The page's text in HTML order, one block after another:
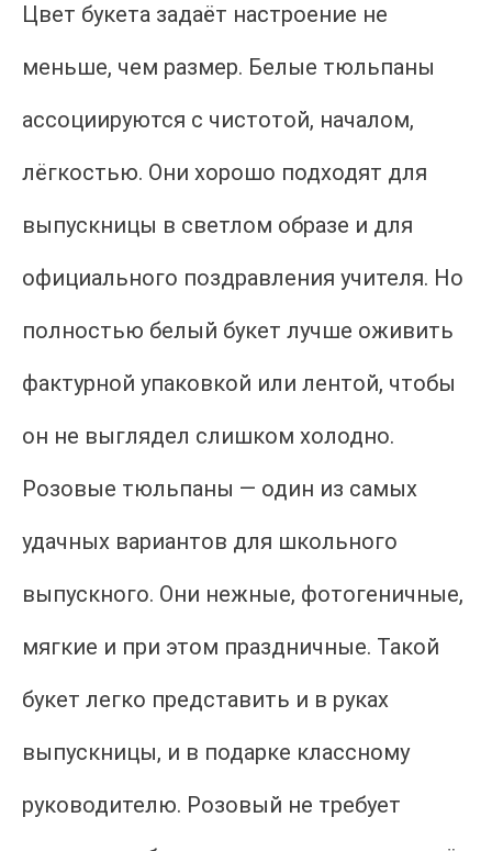
Цвет букета задаёт настроение не
меньше, чем размер. Белые тюльпаны
ассоциируются с чистотой, началом,
лёгкостью. Они хорошо подходят для
выпускницы в светлом образе и для
официального поздравления учителя. Но
полностью белый букет лучше оживить
фактурной упаковкой или лентой, чтобы
он не выглядел слишком холодно.
Розовые тюльпаны — один из самых
удачных вариантов для школьного
выпускного. Они нежные, фотогеничные,
мягкие и при этом праздничные. Такой
букет легко представить и в руках
выпускницы, и в подарке классному
руководителю. Розовый не требует